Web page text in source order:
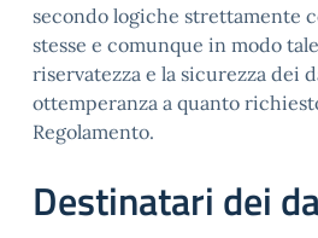
secondo logiche strettamente
stesse e comunque in modo
riservatezza e la sicurezza dei
ottemperanza a quanto
Regolamento.
Destinatari dei